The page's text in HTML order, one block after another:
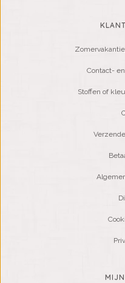
Contact-
Stoffen of